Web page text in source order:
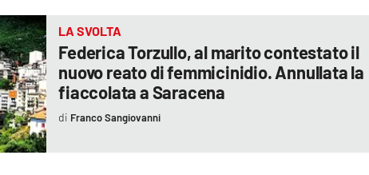
LA SVOLTA
Federica Torzullo, al marito contestato il
nuovo reato di femmicinidio. Annullata la
fiaccolata a Saracena
Franco Sangiovanni